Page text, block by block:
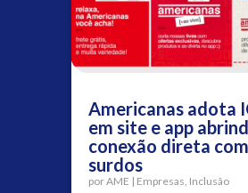
Americanas adota
em site e app
conexão direta
surdos
porAME | Empresas Inclusão